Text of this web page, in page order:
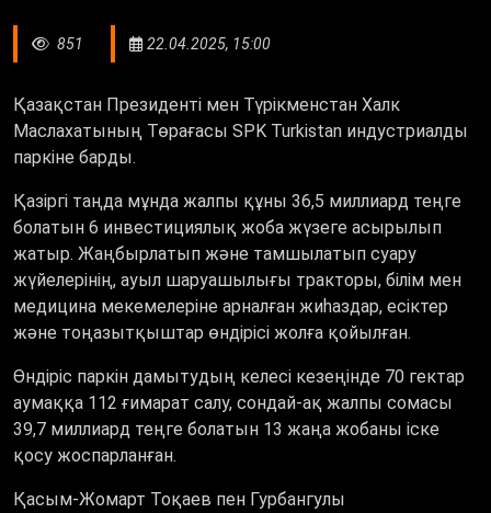
851 22.04.2025, 15:00
Қазақстан Президенті мен Түрікменстан Халк
Маслахатының Төрағасы SPK Turkistan индустриалды
паркіне барды.
Қазіргі таңда мұнда жалпы құны 36,5 миллиард теңге
болатын 6 инвестициялық жоба жүзеге асырылып
жатыр. Жаңбырлатып және тамшылатып суару
жүйелерінің, ауыл шаруашылығы тракторы, білім мен
медицина мекемелеріне арналған жиһаздар, есіктер
және тоңазытқыштар өндірісі жолға қойылған.
Өндіріс паркін дамытудың келесі кезеңінде 70 гектар
аумаққа 112 ғимарат салу, сондай-ақ жалпы сомасы
39,7 миллиард теңге болатын 13 жаңа жобаны іске
қосу жоспарланған.
Қасым-Жомарт Тоқаев пен Гурбангулы